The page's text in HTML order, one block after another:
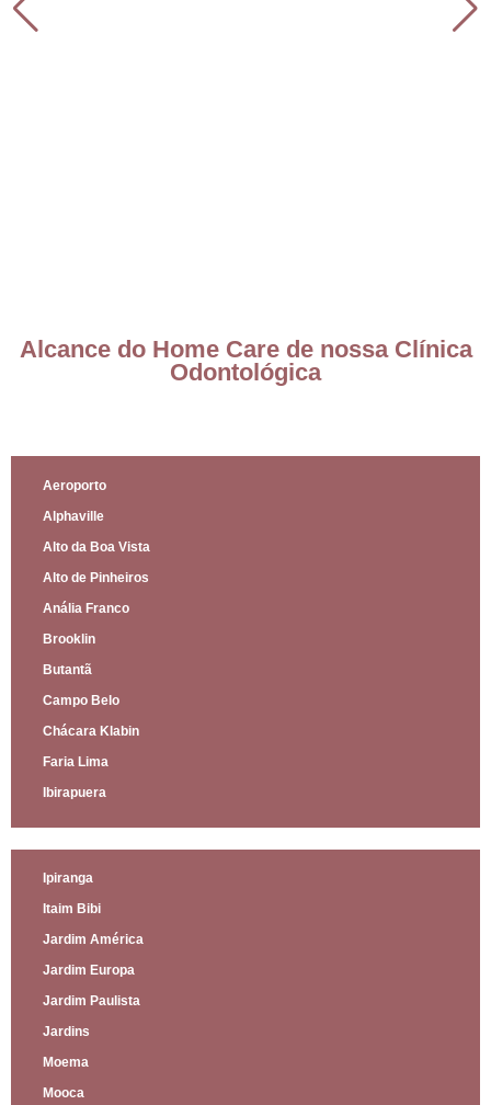
Alcance do Home Care de nossa Clínica
Odontológica
Aeroporto
Alphaville
Alto da Boa Vista
Alto de Pinheiros
Anália Franco
Brooklin
Butantã
Campo Belo
Chácara Klabin
Faria Lima
Ibirapuera
Ipiranga
Itaim Bibi
Jardim América
Jardim Europa
Jardim Paulista
Jardins
Moema
Mooca